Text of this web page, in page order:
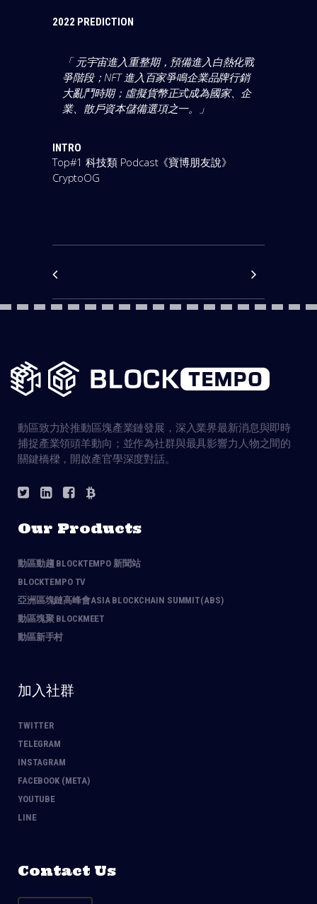
2022 PREDICTION
「 元宇宙進入重整期，預備進入白熱化戰
爭階段；NFT 進入百家爭鳴企業品牌行銷
大亂鬥時期；虛擬貨幣正式成為國家、企
業、散戶資本儲備選項之一。
」
INTRO
Top#1 科技類 Podcast《寶博朋友說》
CryptoOG
動區致力於推動區塊產業鏈發展，深入業界最新消息與即時
捕捉產業領頭羊動向；並作為社群與最具影響力人物之間的
關鍵橋樑，開啟產官學深度對話。
Our Products
動區動趨 BLOCKTEMPO 新聞站
BLOCKTEMPO TV
亞洲區塊鏈高峰會ASIA BLOCKCHAIN SUMMIT(ABS)
動區塊聚 BLOCKMEET
動區新手村
加入社群
TWITTER
TELEGRAM
INSTAGRAM
FACEBOOK (META)
YOUTUBE
LINE
Contact Us